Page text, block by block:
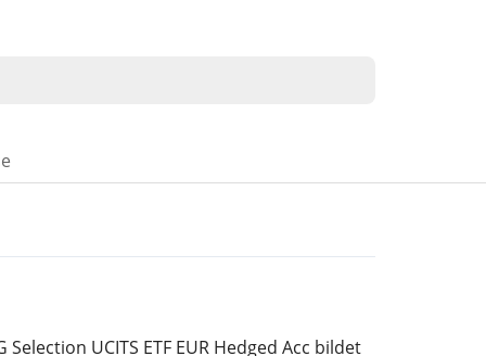
Selection UCITS ETF EUR Hedged Acc bildet